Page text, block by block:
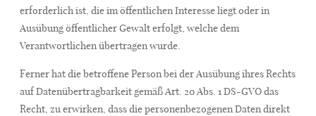
erforderlich ist, die im öffentlichen Interesse liegt oder in
Ausübung öffentlicher Gewalt erfolgt, welche dem
Verantwortlichen übertragen wurde.
Ferner hat die betroffene Person bei der Ausübung ihres Rechts
auf Datenübertragbarkeit gemäß Art. 20 Abs. 1 DS-GVO das
Recht, zu erwirken, dass die personenbezogenen Daten direkt